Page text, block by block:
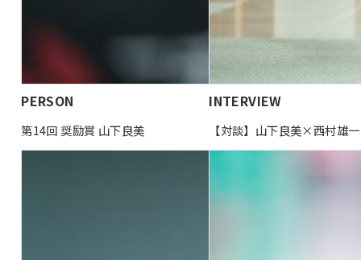
PERSON
第14回 奨励賞 山下良美
INTERVIEW
【対談】山下良美×西村雄一